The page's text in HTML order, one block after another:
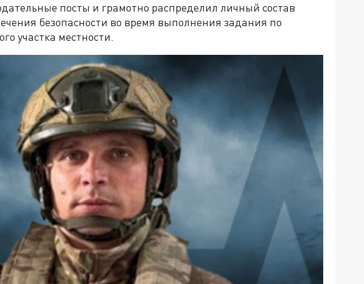
посты и грамотно распределил личный состав
безопасности во время выполнения задания по
участка местности.